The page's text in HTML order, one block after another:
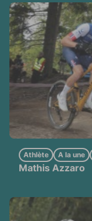
Mathis Azzaro
Athlète A la une